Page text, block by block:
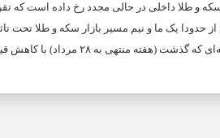
و طلا داخلی در حالی مجدد رخ داده است که
یک ما و نیم مسیر بازار سکه و طلا تحت